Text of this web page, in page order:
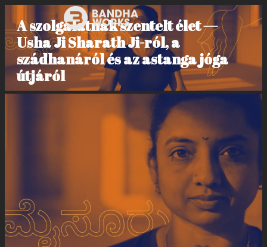
A szolgálatnak szentelt élet —
Usha Ji Sharath Ji-ról, a
szádhanáról és az astanga jóga
útjáról